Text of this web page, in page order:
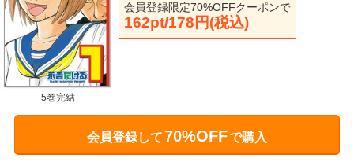
会員登録限定70%OFFクーポンで
162pt/178円(税込)
5巻完結
会員登録して70%OFFで購入